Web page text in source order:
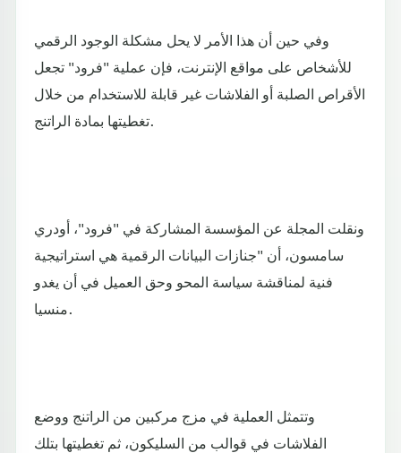
وفي حين أن هذا الأمر لا يحل مشكلة الوجود الرقمي
للأشخاص على مواقع الإنترنت، فإن عملية "فرود" تجعل
الأقراص الصلبة أو الفلاشات غير قابلة للاستخدام من خلال
تغطيتها بمادة الراتنج.
ونقلت المجلة عن المؤسسة المشاركة في "فرود"، أودري
سامسون، أن "جنازات البيانات الرقمية هي استراتيجية
فنية لمناقشة سياسة المحو وحق العميل في أن يغدو
منسيا.
وتتمثل العملية في مزج مركبين من الراتنج ووضع
الفلاشات في قوالب من السليكون، ثم تغطيتها بتلك